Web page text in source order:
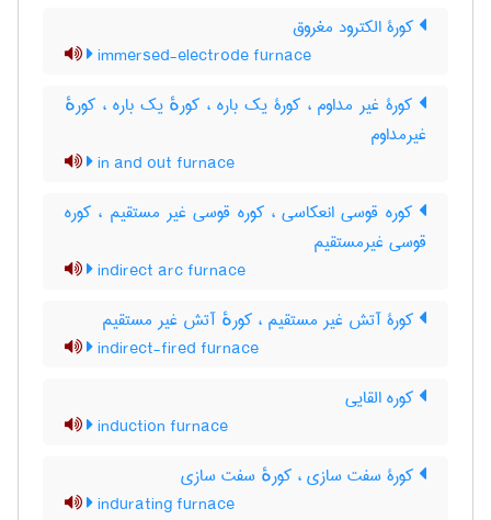
کورۀ الکترود مغروق
immersed-electrode furnace
کورۀ غیر مداوم ، کورۀ یک باره ، کورهٔ یک باره ، کورهٔ
غیرمداوم
in and out furnace
کوره قوسی انعکاسی ، کوره قوسی غیر مستقیم ، کوره
قوسی غیرمستقیم
indirect arc furnace
کورۀ آتش غیر مستقیم ، کورهٔ آتش غیر مستقیم
indirect-fired furnace
کوره القایی
induction furnace
کورۀ سفت سازی ، کورهٔ سفت سازی
indurating furnace